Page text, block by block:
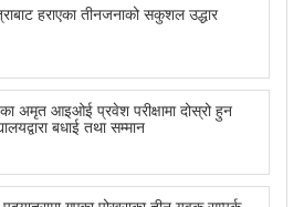
हराएका तीनजनाको सकुशल उद्धार
अमृत आइओई प्रवेश परीक्षामा दोस्रो हुन
बधाई तथा सम्मान